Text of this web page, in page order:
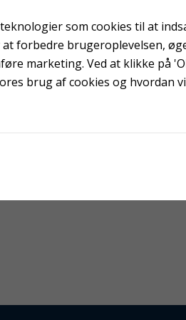
som cookies til at
forbedre brugeroplevelsen,
marketing. Ved at klikke på
brug af cookies og hvordan